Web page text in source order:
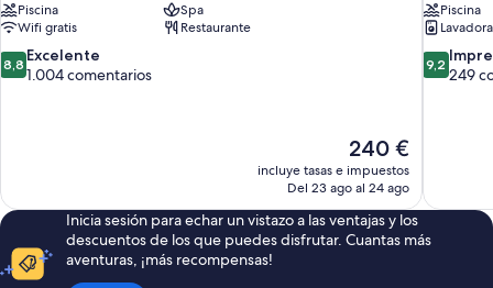
Piscina
Spa
Wifi gratis
Restaurante
8.8
sobre
8,8 Excelente
1.004 comentarios
El
precio
actual
de
240 €
240 €
incluye tasas e impuestos
Del 23 ago al 24 ago
Piscina
Lavadora
9.2
sobre
9,2
249
Inicia sesión para echar un vistazo a las ventajas y los
descuentos de los que puedes disfrutar. Cuantas más
aventuras, ¡más recompensas!